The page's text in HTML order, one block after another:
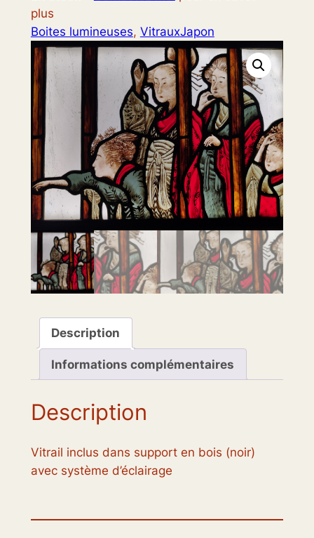
plus
Boites lumineuses, VitrauxJapon
Description
Informations complémentaires
Description
Vitrail inclus dans support en bois (noir)
avec système d’éclairage